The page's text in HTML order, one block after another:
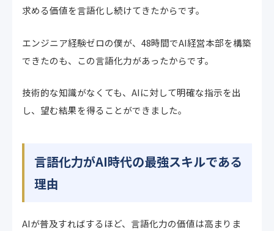
求める価値を言語化し続けてきたからです。
エンジニア経験ゼロの僕が、48時間でAI経営本部を構築
できたのも、この言語化力があったからです。
技術的な知識がなくても、AIに対して明確な指示を出
し、望む結果を得ることができました。
言語化力がAI時代の最強スキルである
理由
AIが普及すればするほど、言語化力の価値は高まりま